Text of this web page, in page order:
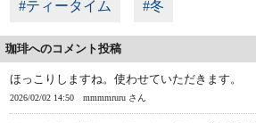
#ティータイム #冬
珈琲へのコメント投稿
ほっこりしますね。使わせていただきます。
2026/02/02 14:50 mmmmruru さん